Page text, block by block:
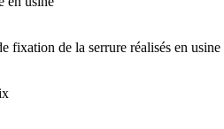
fixation de la serrure réalisés en usine